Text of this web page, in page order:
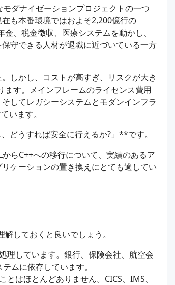
ダナイゼーションプロジェクトの一つ
も本番環境ではおよそ2,200億行の
、税金徴収、医療システムを動かし、
守できる人材が退職に近づいている一方
しかし、コストが高すぎ、リスクが大き
す。メインフレームのライセンス費用
してレガシーシステムとモダンインフラ
います。
、どうすれば安全に行えるか?」**です。
からC++への移行について、実績のあるア
ケーションの置き換えにとても適してい
しておくと良いでしょう。
理しています。銀行、保険会社、航空会
ムに依存しています。
はほとんどありません。CICS、IMS、